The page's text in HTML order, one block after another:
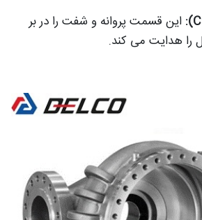
این قسمت پروانه و شفت را در بر
را هدایت می کند.